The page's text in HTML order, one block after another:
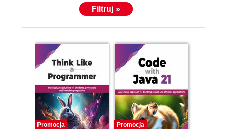
Filtruj »
Promocja Promocja